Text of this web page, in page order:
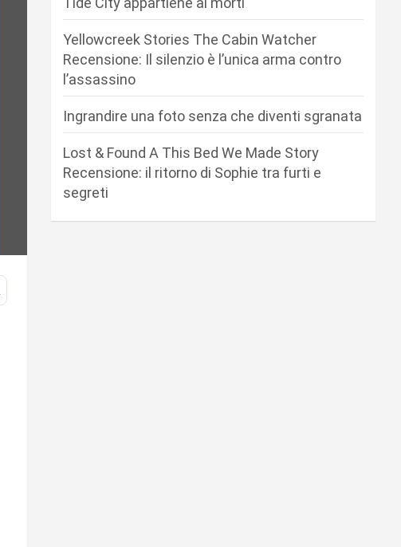
Yellowcreek Stories The Cabin Watcher
Recensione: Il silenzio è l’unica arma contro
l’assassino
Ingrandire una foto senza che diventi sgranata
Lost & Found A This Bed We Made Story
Recensione: il ritorno di Sophie tra furti e
segreti